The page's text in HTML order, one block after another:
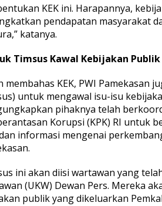
l
i
k
KEK ini. Harapannya,
pendapatan masyarakat
katanya.
Timsus Kawal Kebijakan Publik
membahas KEK, PWI Pamekasan
untuk mengawal isu-isu
pihaknya telah
Korupsi (KPK) RI untuk
informasi mengenai
ini akan diisi wartawan yang
(UKW) Dewan Pers. Mereka
publik yang dikeluarkan